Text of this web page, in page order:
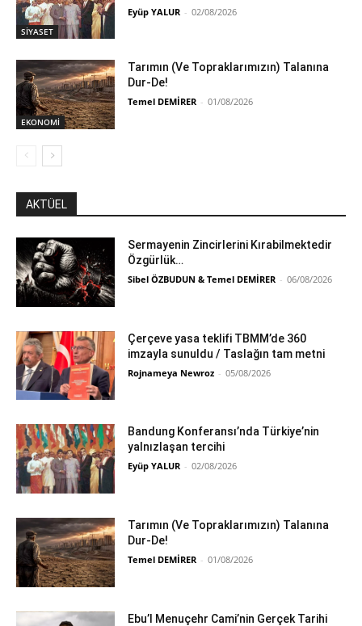
SİYASET
Eyüp YALUR - 02/08/2026
EKONOMİ
Tarımın (Ve Topraklarımızın) Talanına
Dur-De!
Temel DEMİRER - 01/08/2026
AKTÜEL
Sermayenin Zincirlerini Kırabilmektedir
Özgürlük…
Sibel ÖZBUDUN & Temel DEMİRER - 06/08/2026
Çerçeve yasa teklifi TBMM’de 360
imzayla sunuldu / Taslağın tam metni
Rojnameya Newroz - 05/08/2026
Bandung Konferansı’nda Türkiye’nin
yalnızlaşan tercihi
Eyüp YALUR - 02/08/2026
Tarımın (Ve Topraklarımızın) Talanına
Dur-De!
Temel DEMİRER - 01/08/2026
Ebu’l Menuçehr Cami’nin Gerçek Tarihi